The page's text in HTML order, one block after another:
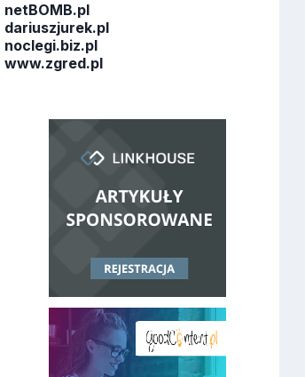
netBOMB.pl
dariuszjurek.pl
noclegi.biz.pl
www.zgred.pl